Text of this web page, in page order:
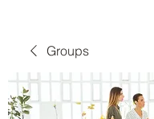
Groups